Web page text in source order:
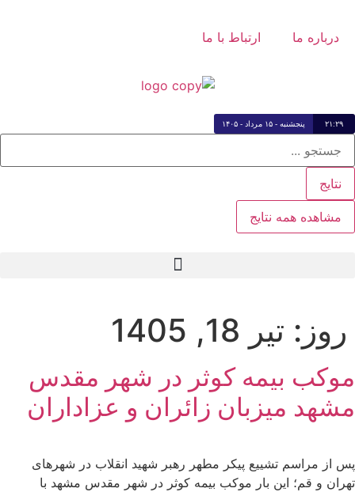
درباره ما ارتباط با ما
۲۱:۲۹ پنجشنبه - ۱۵ مرداد - ۱۴۰۵
نتایج
مشاهده همه نتایج
روز: تیر 18, 1405
موکب بیمه کوثر در شهر مقدس
مشهد میزبان زائران و عزاداران
پس از مراسم تشییع پیکر مطهر رهبر شهید انقلاب در شهرهای
تهران و قم؛ این بار موکب بیمه کوثر در شهر مقدس مشهد با